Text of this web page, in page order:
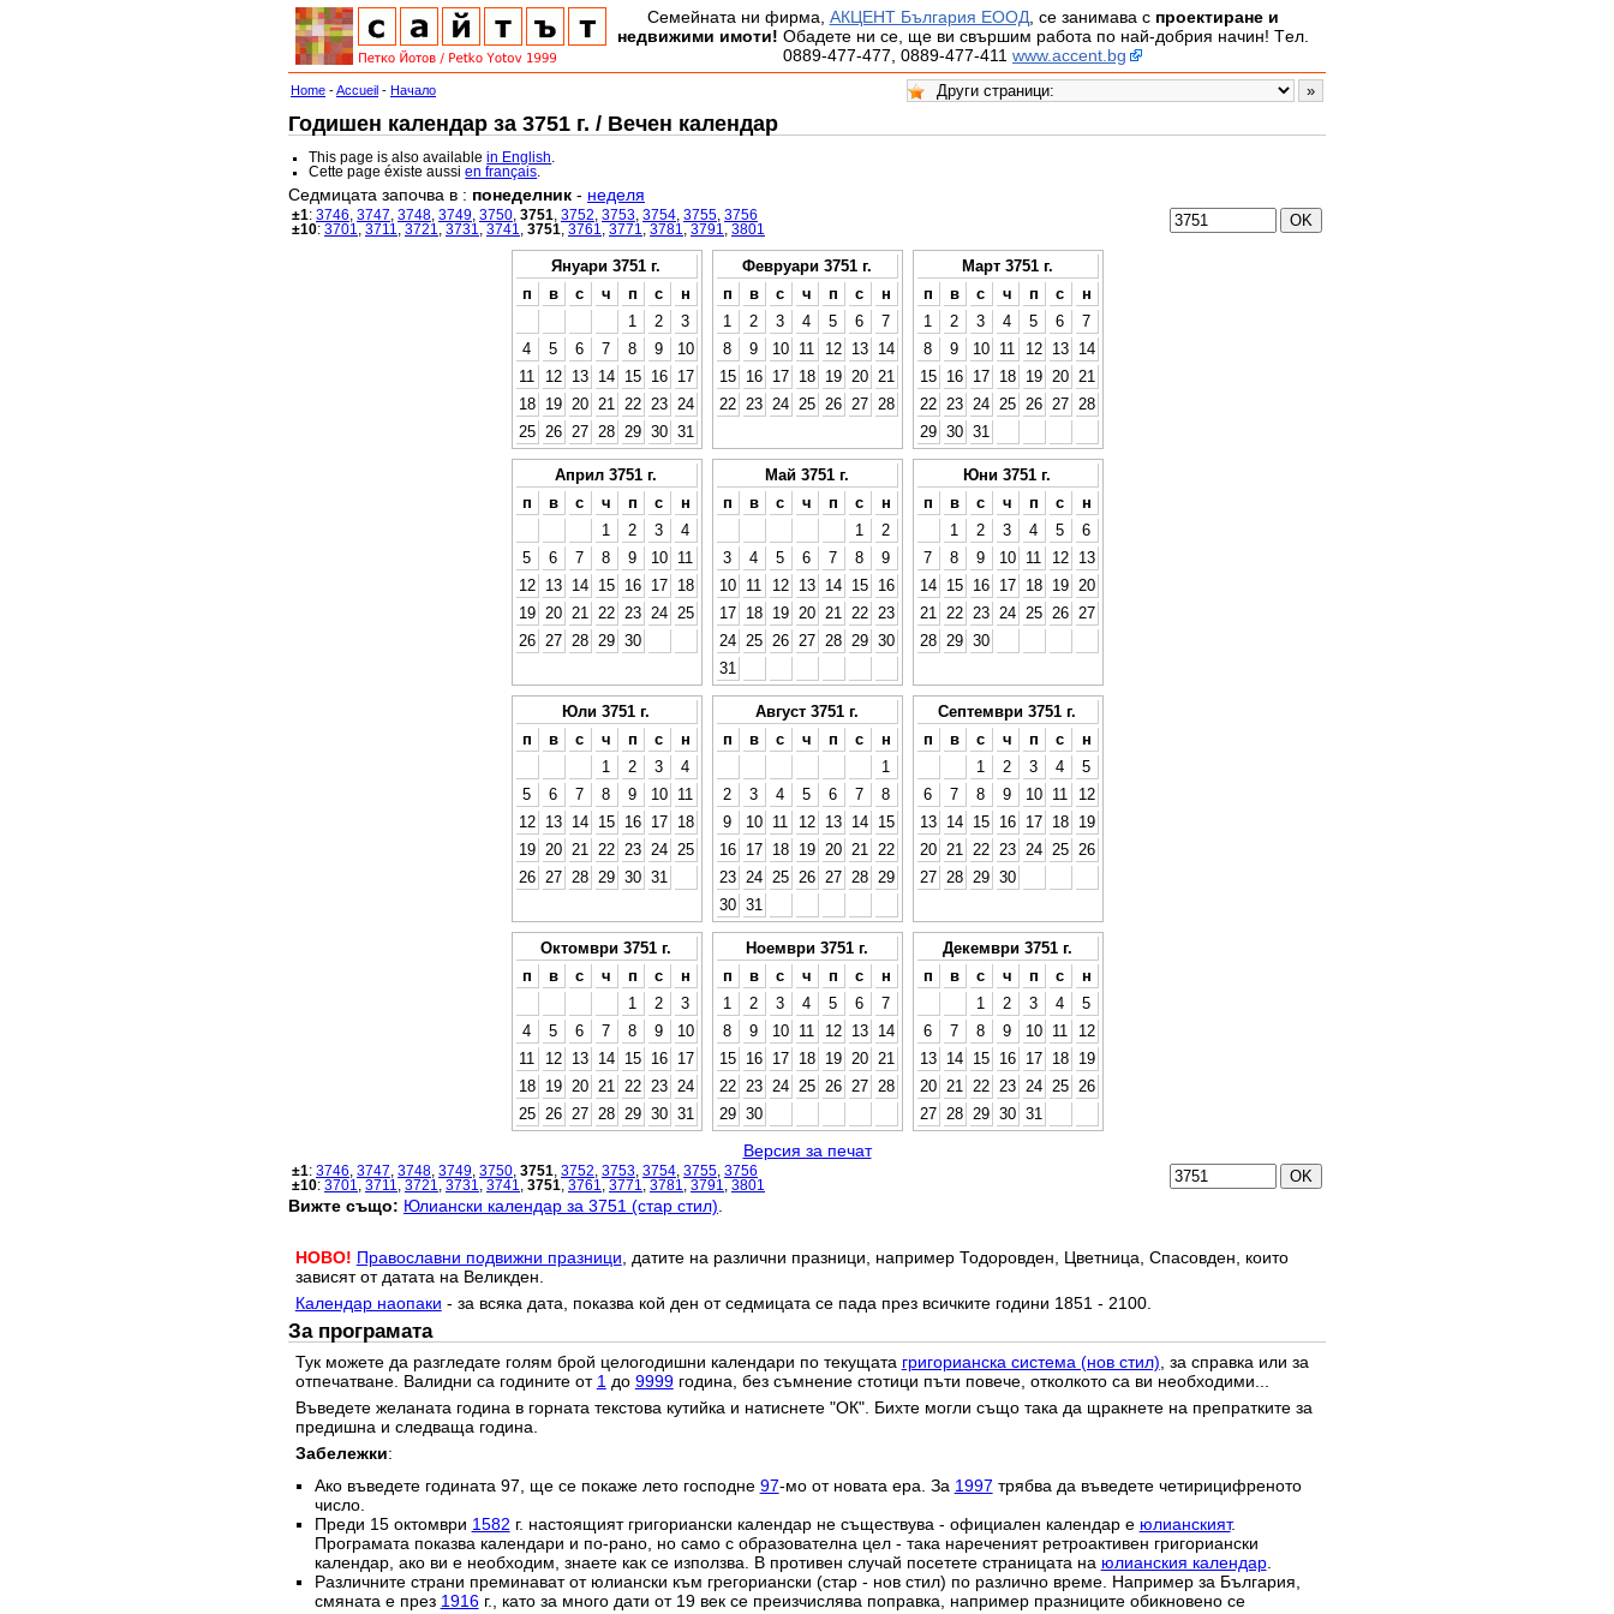
Семейната ни фирма, АКЦЕНТ България ЕООД, се занимава с проектиране и
недвижими имоти! Обадете ни се, ще ви свършим работа по най-добрия начин! Tел.
0889-477-477, 0889-477-411 www.accent.bg
Home -Accueil - Начало
Годишен календар за 3751 г. / Вечен календар
This page is also availablein English
Cette page éxiste aussien français
Седмицата започва в : понеделник - неделя
±1: 3746 3747 3748 3749 3750 3751 3752 3753 3754 3755 3756
±10: 3701 3711 3721 3731 3741 3751 3761 3771 3781 3791 3801
Януари 3751 г.
п
в с ч п с
н
1
2
3
4
5 6 7 8 9
10
11
12 13 14 15 16
17
18
19 20 21 22 23
24
25
26 27 28 29 30 31
Февруари 3751 г.
п
в с ч п с
н
1
2 3 4 5 6
7
8
9 10 11 12 13
14
15
16 17 18 19 20
21
22
23 24 25 26 27 28
Март 3751 г.
п
в с ч п с
н
1
2 3 4 5 6
7
8
9 10 11 12 13
14
15
16 17 18 19 20
21
22
23 24 25 26 27
28
29 30 31
Април 3751 г.
п
в с ч п с
н
1
2 3
4
5
6 7 8 9 10
11
12
13 14 15 16 17
18
19
20 21 22 23 24
25
26
27 28 29 30
Май 3751 г.
п
в с ч п с
н
1
2
3
4 5 6 7 8
9
10
11 12 13 14 15
16
17
18 19 20 21 22
23
24
25 26 27 28 29 30
31
Юни 3751 г.
п
в с ч п с
н
1
2 3 4 5
6
7
8 9 10 11 12
13
14
15 16 17 18 19
20
21
22 23 24 25 26
27
28
29 30
Юли 3751 г.
п
в с ч п с
н
1
2 3
4
5
6 7 8 9 10
11
12
13 14 15 16 17
18
19
20 21 22 23 24
25
26
27 28 29 30 31
Август 3751 г.
п
в с ч п с
н
1
2
3 4 5 6 7
8
9
10 11 12 13 14
15
16
17 18 19 20 21
22
23
24 25 26 27 28
29
30 31
Септември 3751 г.
п
в с ч п с
н
1
2 3 4
5
6
7 8 9 10 11
12
13
14 15 16 17 18
19
20
21 22 23 24 25
26
27
28 29 30
Октомври 3751 г.
п
в с ч п с
н
1
2
3
4
5 6 7 8 9
10
11
12 13 14 15 16
17
18
19 20 21 22 23
24
25
26 27 28 29 30 31
Ноември 3751 г.
п
в с ч п с
н
1
2 3 4 5 6
7
8
9 10 11 12 13
14
15
16 17 18 19 20
21
22
23 24 25 26 27
28
29 30
Декември 3751 г.
п
в с ч п с
н
1
2 3 4
5
6
7 8 9 10 11
12
13
14 15 16 17 18
19
20
21 22 23 24 25
26
27
28 29 30 31
Версия за печат
±1: 3746 3747 3748 3749 3750 3751 3752 3753 3754 3755 3756
±10: 3701 3711 3721 3731 3741 3751 3761 3771 3781 3791 3801
Вижте също: Юлиански календар за 3751 (стар стил)
НОВО! Православни подвижни празници , датите на различни празници, например Тодоровден, Цветница, Спасовден, които
зависят от датата на Великден.
Календар наопаки - за всяка дата, показва кой ден от седмицата се пада през всичките години 1851 - 2100.
За програмата
Тук можете да разгледате голям брой целогодишни календари по текущата григорианска система (нов стил), за справка или за
отпечатване. Валидни са годините от 1до 9999година, без съмнение стотици пъти повече, отколкото са ви необходими...
Въведете желаната година в горната текстова кутийка и натиснете "ОК". Бихте могли също така да щракнете на препратките за
предишна и следваща година.
Забележки:
Ако въведете годината 97, ще се покаже лето господне 97-мо от новата ера. За 1997 трябва да въведете четирицифреното
число.
Преди 15 октомври 1582 г. настоящият григориански календар не съществува - официален календар е юлианският.
Програмата показва календари и по-рано, но само с образователна цел - така нареченият ретроактивен григориански
календар, ако ви е необходим, знаете как се използва. В противен случай посетете страницата на юлианския календар.
Различните страни преминават от юлиански към грегориански (стар - нов стил) по различно време. Например за България,
смяната е през 1916г., като за много дати от 19 век се преизчислява поправка, например празниците обикновено се